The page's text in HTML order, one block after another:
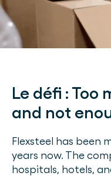
Le défi : Too
and not
Flexsteel has been
years now. The
hospitals, hotels,